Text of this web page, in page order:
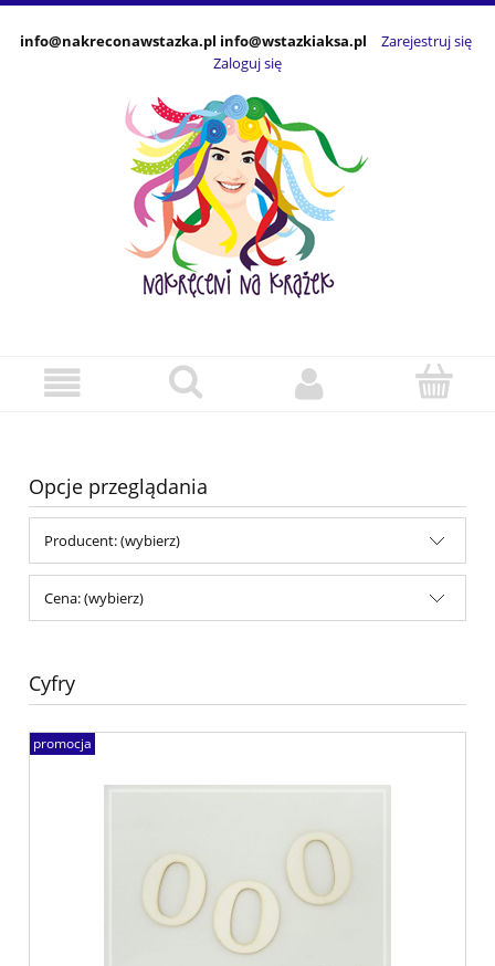
info@nakreconawstazka.pl info@wstazkiaksa.pl
Zarejestruj się
Zaloguj się
Opcje przeglądania
Producent: (wybierz)
Cena: (wybierz)
Cyfry
promocja